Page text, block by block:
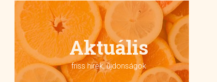
Aktuális
friss hírek, újdonságok